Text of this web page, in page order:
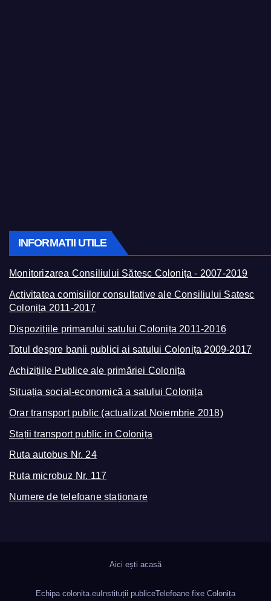
INFORMATII UTILE
Monitorizarea Consiliului Sătesc Colonița - 2007-2019
Activitatea comisiilor consultative ale Consiliului Satesc
Colonița 2011-2017
Dispozițiile primarului satului Colonița 2011-2016
Totul despre banii publici ai satului Colonița 2009-2017
Achizițiile Publice ale primăriei Colonița
Situația social-economică a satului Colonița
Orar transport public (actualizat Noiembrie 2018)
Stații transport public in Colonița
Ruta autobus Nr. 24
Ruta microbuz Nr. 117
Numere de telefoane staționare
Aici ești acasă
Echipa colonita.eu Instituții publiceTelefoane fixe Colonița